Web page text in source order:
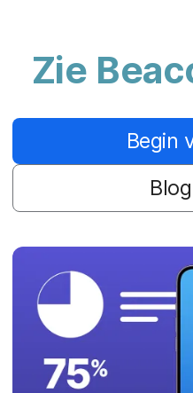
Zie
Begin